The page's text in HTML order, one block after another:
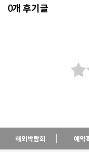
0개 후기글
해외박람회 예약